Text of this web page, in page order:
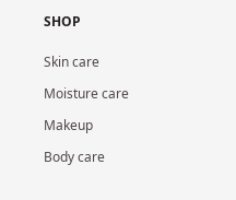
SHOP
Skin care
Moisture care
Makeup
Body care